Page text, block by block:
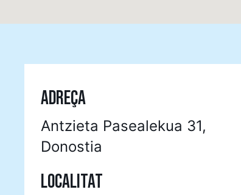
ADREÇA
Antzieta Pasealekua 31,
Donostia
LOCALITAT